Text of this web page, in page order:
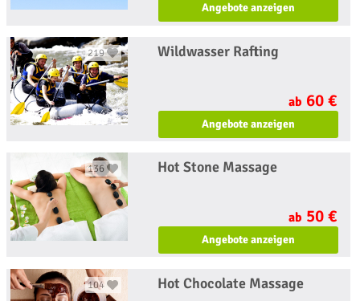
Angebote anzeigen
219 Wildwasser Rafting
ab 60 €
Angebote anzeigen
136 Hot Stone Massage
ab 50 €
Angebote anzeigen
104 Hot Chocolate Massage